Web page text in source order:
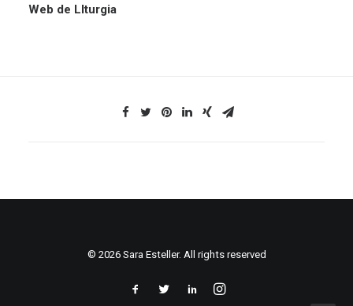
Web de LIturgia
© 2026 Sara Esteller. All rights reserved